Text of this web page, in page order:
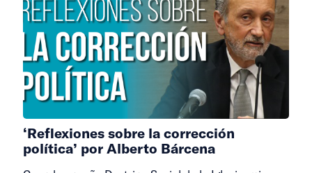
‘Reflexiones sobre la corrección
política’ por Alberto Bárcena